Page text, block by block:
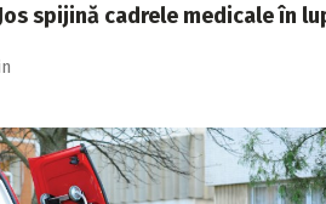
spijină cadrele medicale în